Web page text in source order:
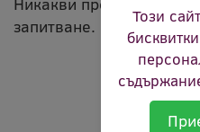
запитване.
Този